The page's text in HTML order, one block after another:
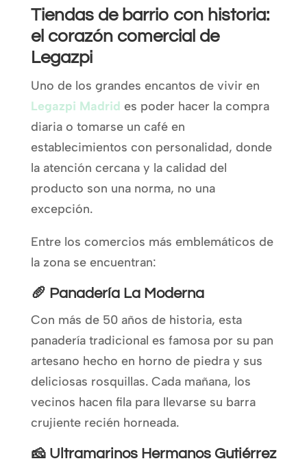
Tiendas de barrio con historia:
el corazón comercial de
Legazpi
Uno de los grandes encantos de vivir en
Legazpi Madrid es poder hacer la compra
diaria o tomarse un café en
establecimientos con personalidad, donde
la atención cercana y la calidad del
producto son una norma, no una
excepción.
Entre los comercios más emblemáticos de
la zona se encuentran:
🥖 Panadería La Moderna
Con más de 50 años de historia, esta
panadería tradicional es famosa por su pan
artesano hecho en horno de piedra y sus
deliciosas rosquillas. Cada mañana, los
vecinos hacen fila para llevarse su barra
crujiente recién horneada.
🧀 Ultramarinos Hermanos Gutiérrez